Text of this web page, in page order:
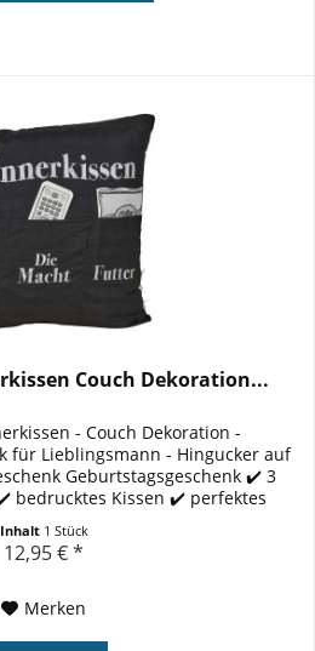
Couch Dekoration...
- Couch Dekoration -
für Lieblingsmann - Hingucker auf
Geburtstagsgeschenk ✔️ 3
bedrucktes Kissen ✔️ perfektes
Inhalt 1 Stück
12,95 € *
Merken